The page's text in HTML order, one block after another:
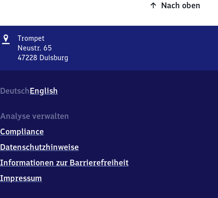
Nach oben
Adresse
Trompet
Neustr. 65
47228 Duisburg
65,
4
2
8
Duisburg
DeutschEnglish
Analyse verwalten
Compliance
Datenschutzhinweise
Informationen zur Barrierefreiheit
Impressum